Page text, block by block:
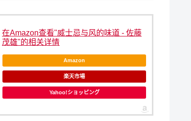
在Amazon查看"威士忌与风的味道 - 佐藤
茂雄"的相关详情
Amazon
楽天市場
Yahoo!ショッピング